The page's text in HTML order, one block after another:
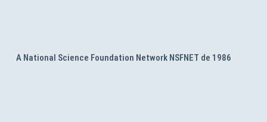
A National Science Foundation Network NSFNET de 1986